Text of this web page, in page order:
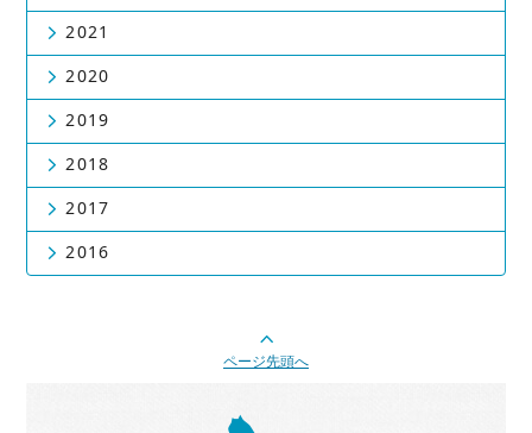
2021
2020
2019
2018
2017
2016
ページ先頭へ